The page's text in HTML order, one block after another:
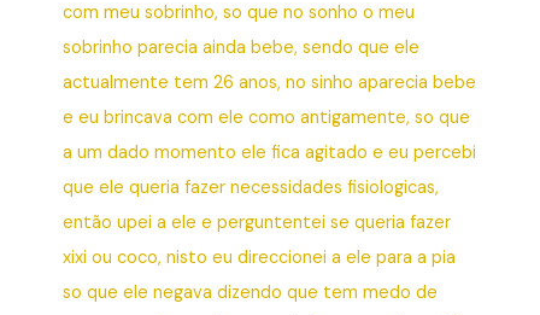
com meu sobrinho, so que no sonho o meu
sobrinho parecia ainda bebe, sendo que ele
actualmente tem 26 anos, no sinho aparecia bebe
e eu brincava com ele como antigamente, so que
a um dado momento ele fica agitado e eu percebi
que ele queria fazer necessidades fisiologicas,
então upei a ele e perguntentei se queria fazer
xixi ou coco, nisto eu direccionei a ele para a pia
so que ele negava dizendo que tem medo de